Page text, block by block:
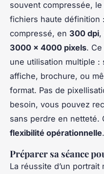
souvent compressée,
fichiers haute définition
compressé, en 300 dpi,
3000 x 4000 pixels.
une utilisation multiple
affiche, brochure, ou
format. Pas de
besoin, vous pouvez
sans perdre en netteté.
flexibilité opérationnelle.
Préparer sa séance
La réussite d’un